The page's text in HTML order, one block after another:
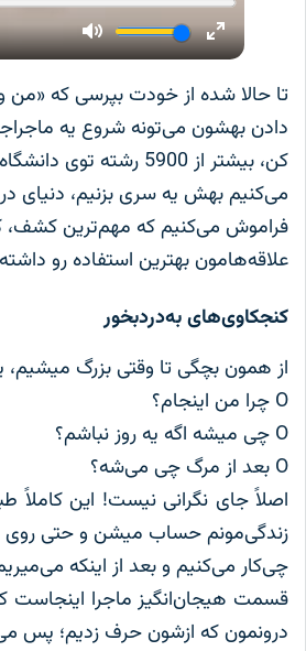
تا حالا شده از خودت بپرسی که «من
دادن بهشون می‌تونه شروع یه
کن، بیشتر از
می‌کنیم بهش یه سری بزنیم، دنیای
فراموش می‌کنیم که مهم‌ترین کشف،
علاقه‌هامون بهترین استفاده رو
کنجکاوی‌های به‌دردبخور
از همون بچگی تا وقتی بزرگ
O چرا من اینجام؟
O چی میشه اگه یه روز نباشم؟
O بعد از مرگ چی می‌شه؟
اصلاً جای نگرانی نیست! این کاملاً
زندگی‌مونم حساب میشن و حتی روی
چی‌کار می‌کنیم و بعد از اینکه
قسمت هیجان‌‌انگیز ماجرا اینجاست
درونمون که ازشون حرف زدیم؛ پس